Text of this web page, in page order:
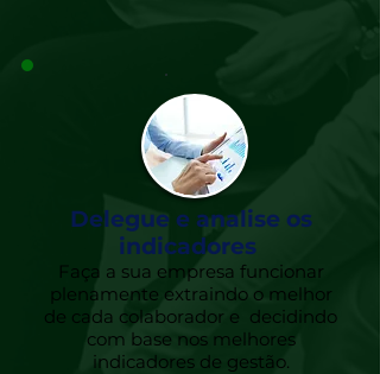
Delegue e analise os
indicadores
Faça a sua empresa funcionar
plenamente extraindo o melhor
de cada colaborador e decidindo
com base nos melhores
indicadores de gestão.